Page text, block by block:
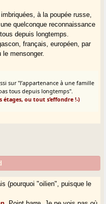
à la poupée russe,
quelconque reconnaissance
depuis longtemps.
français, européen, par
le mensonger.
sur "l’appartenance à une famille
tous depuis longtemps".
ou tout s’effondre !-)
(pourquoi "oilien", puisque le